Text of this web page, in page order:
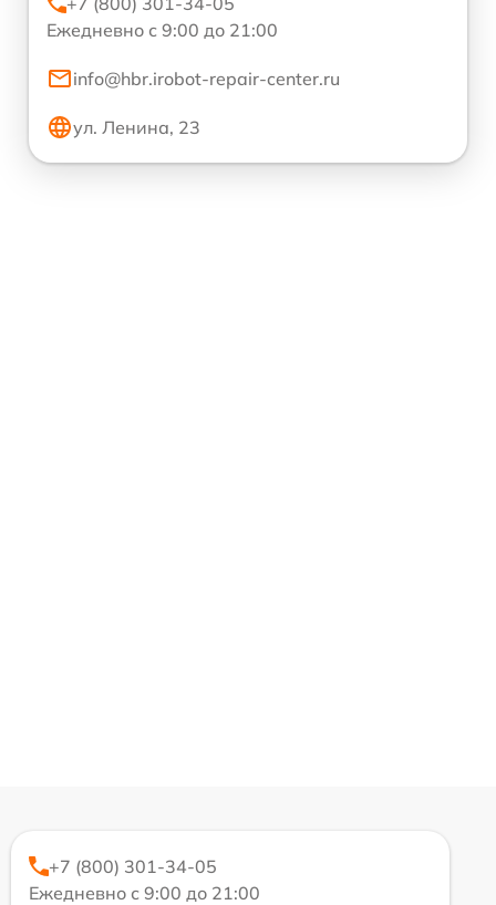
Ежедневно с 9:00 до 21:00
info@hbr.irobot-repair-center.ru
ул. Ленина, 23
+7 (800) 301-34-05
Ежедневно с 9:00 до 21:00